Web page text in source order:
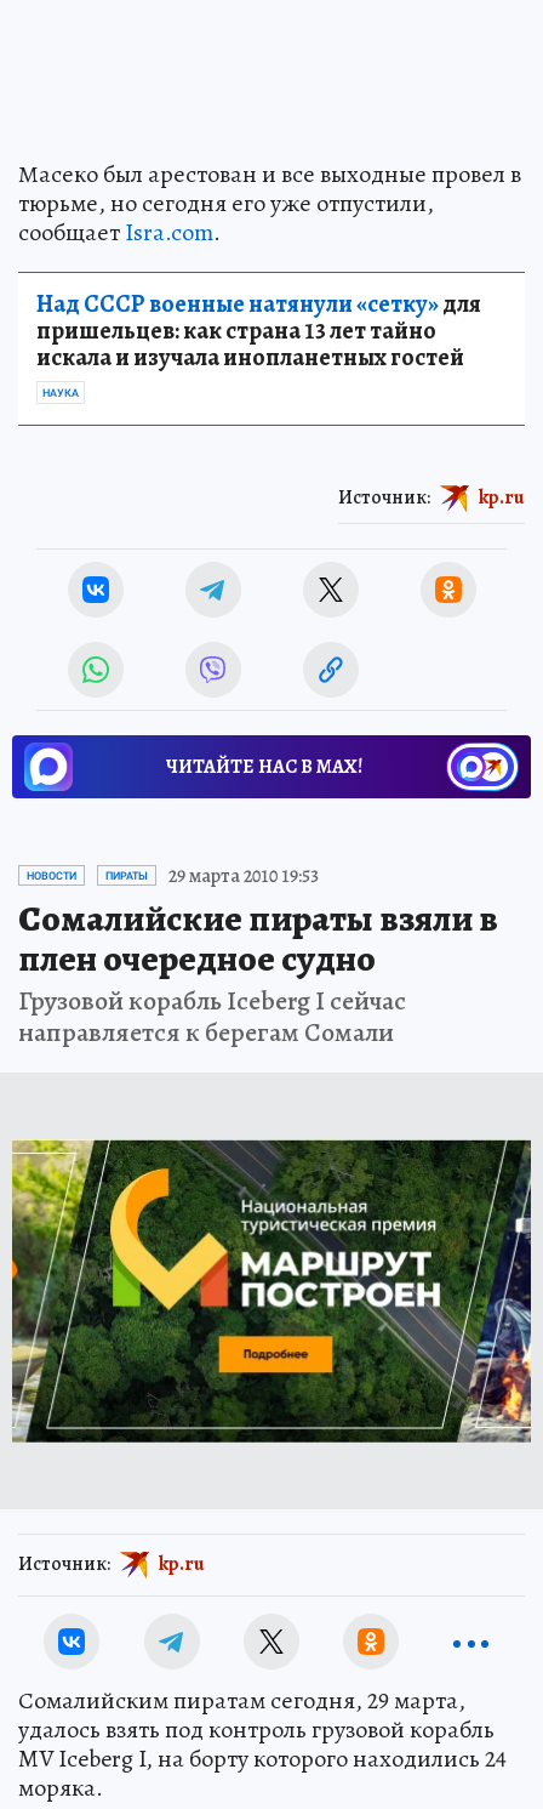
Масеко был арестован и все выходные провел в
тюрьме, но сегодня его уже отпустили,
сообщаетIsra.com.
Над СССР военные натянули «сетку»для
пришельцев: как страна 13 лет тайно
искала и изучала инопланетных гостей
НАУКА
Источник: kp.ru
ЧИТАЙТЕ НАС В МАХ!
НОВОСТИ ПИРАТЫ 29 марта 2010 19:53
Сомалийские пираты взяли в
плен очередное судно
Грузовой корабль Iceberg I сейчас
направляется к берегам Сомали
Источник: kp.ru
Сомалийским пиратам сегодня, 29 марта,
удалось взять под контроль грузовой корабль
MV Iceberg I, на борту которого находились 24
моряка.